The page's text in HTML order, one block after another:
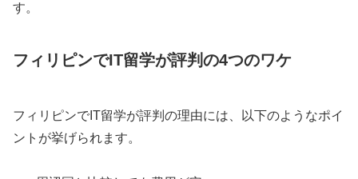
す。
フィリピンでIT留学が評判の4つのワケ
フィリピンでIT留学が評判の理由には、以下のようなポイ
ントが挙げられます。